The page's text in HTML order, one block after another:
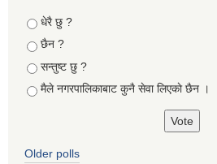
Choices
धेरै छु ?
छैन ?
सन्तुष्ट छु ?
मैले नगरपालिकाबाट कुनै सेवा लिएकाे छैन ।
Older polls